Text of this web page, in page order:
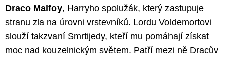
Draco Malfoy, Harryho spolužák, který zastupuje
stranu zla na úrovni vrstevníků. Lordu Voldemortovi
slouží takzvaní Smrtijedy, kteří mu pomáhají získat
moc nad kouzelnickým světem. Patří mezi ně Dracův